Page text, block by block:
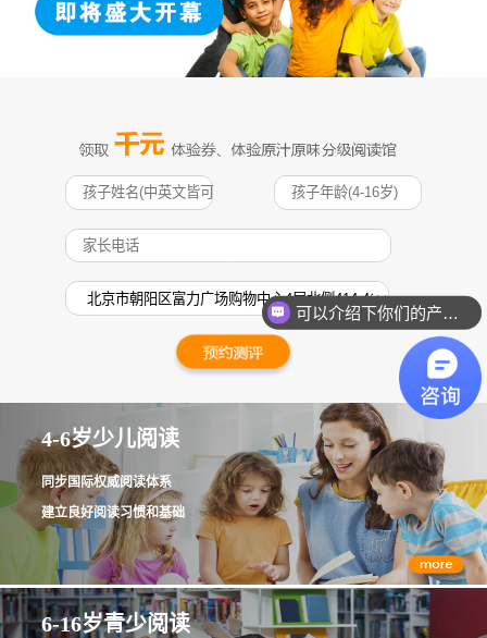
4-6岁少儿阅读
同步国际权威阅读体系
建立良好阅读习惯和基础
6-16岁青少阅读